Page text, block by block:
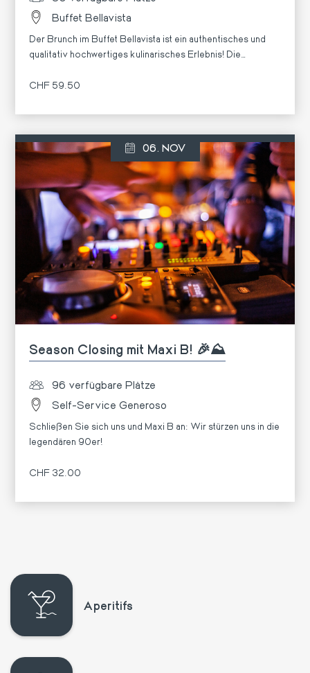
Buffet Bellavista
Der Brunch im Buffet Bellavista ist ein authentisches und
qualitativ hochwertiges kulinarisches Erlebnis! Die
Auswahl an 'Momò'-Produkten, hebt die lokalen Aromen,
CHF 59.50
06. NOV
Season Closing mit Maxi B! 🎉⛰️
96 verfügbare Plätze
Self-Service Generoso
Schließen Sie sich uns und Maxi B an: Wir stürzen uns in die
legendären 90er!
CHF 32.00
Aperitifs